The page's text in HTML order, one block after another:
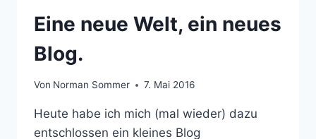
Eine neue Welt, ein neues
Blog.
Von Norman Sommer 7. Mai 2016
Heute habe ich mich (mal wieder) dazu
entschlossen ein kleines Blog